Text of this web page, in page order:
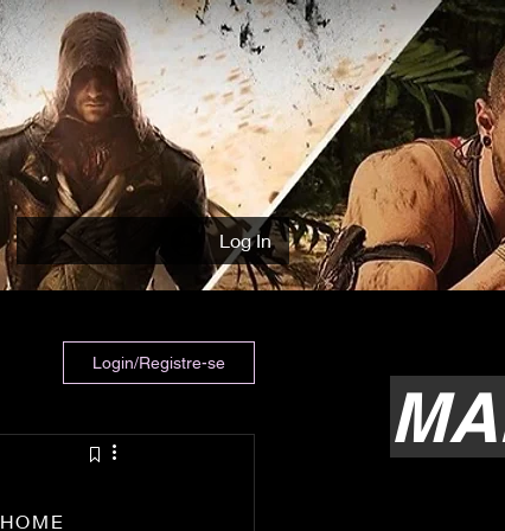
Log In
Login/Registre-se
HOME